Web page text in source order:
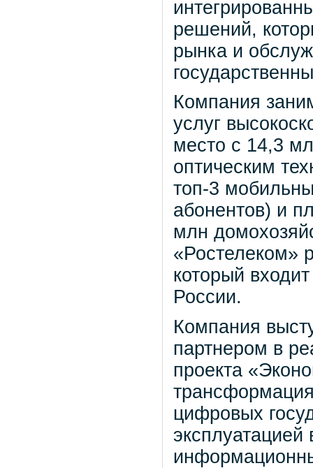
решений,
рынка и
Компания
услуг
место с 14,3
оптическим
топ-3
абонентов) и
млн
«Ростелеком»
который
России.
Компания
партнером в
проекта
цифровых